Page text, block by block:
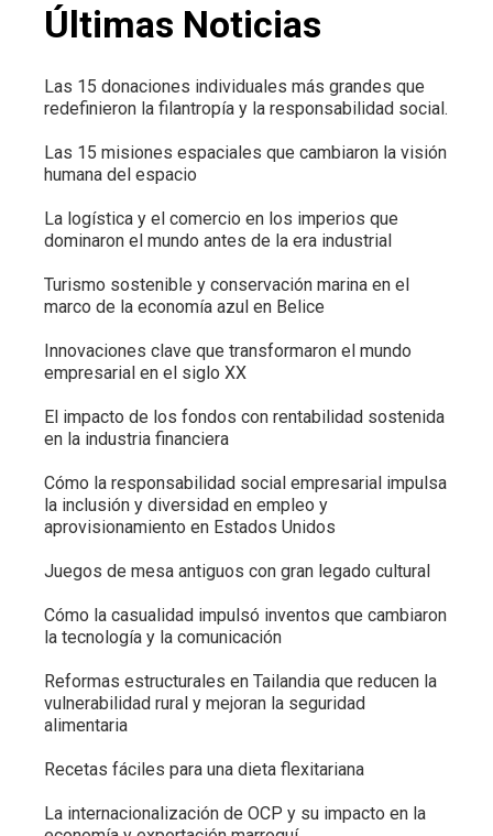
Últimas Noticias
Las 15 donaciones individuales más grandes que
redefinieron la filantropía y la responsabilidad social.
Las 15 misiones espaciales que cambiaron la visión
humana del espacio
La logística y el comercio en los imperios que
dominaron el mundo antes de la era industrial
Turismo sostenible y conservación marina en el
marco de la economía azul en Belice
Innovaciones clave que transformaron el mundo
empresarial en el siglo XX
El impacto de los fondos con rentabilidad sostenida
en la industria financiera
Cómo la responsabilidad social empresarial impulsa
la inclusión y diversidad en empleo y
aprovisionamiento en Estados Unidos
Juegos de mesa antiguos con gran legado cultural
Cómo la casualidad impulsó inventos que cambiaron
la tecnología y la comunicación
Reformas estructurales en Tailandia que reducen la
vulnerabilidad rural y mejoran la seguridad
alimentaria
Recetas fáciles para una dieta flexitariana
La internacionalización de OCP y su impacto en la